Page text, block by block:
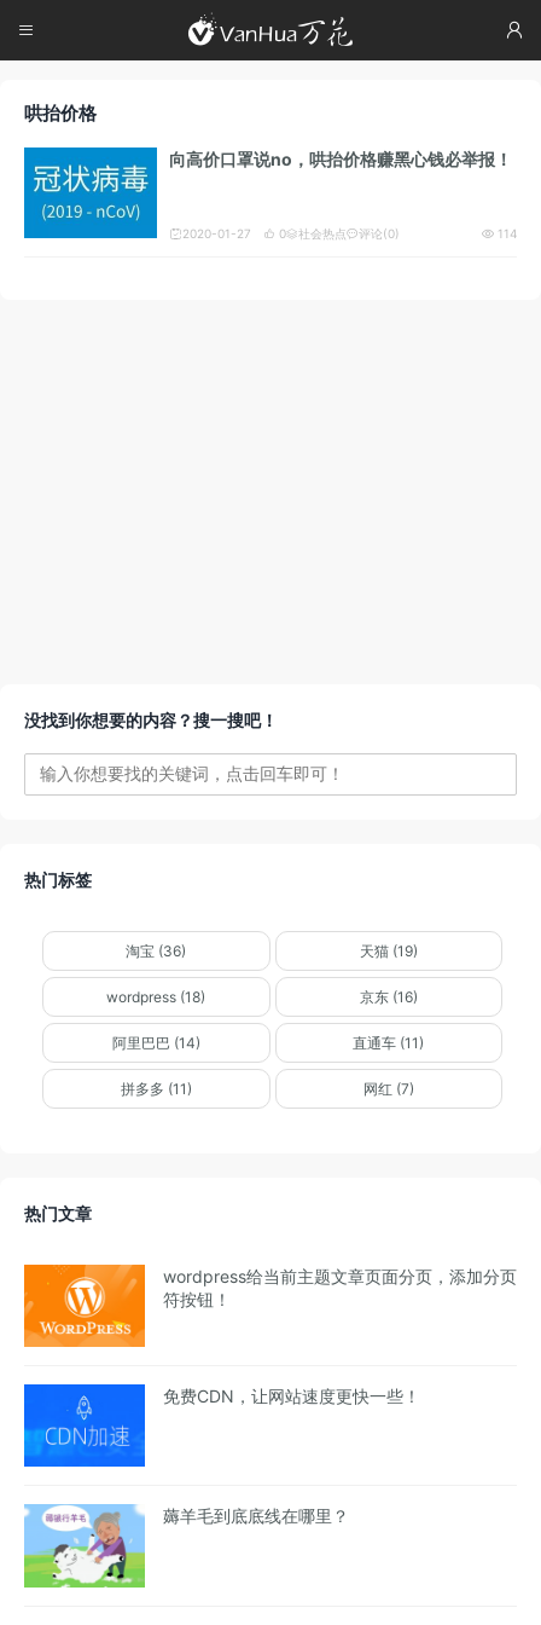

 
哄抬价格
向高价口罩说no，哄抬价格赚黑心钱必举报！
 2020-01-27  0  114
社会热点评论(0)
没找到你想要的内容？搜一搜吧！
热门标签
淘宝 (36) 天猫 (19)
wordpress (18) 京东 (16)
阿里巴巴 (14) 直通车 (11)
拼多多 (11) 网红 (7)
热门文章
wordpress给当前主题文章页面分页，添加分页
符按钮！
免费CDN，让网站速度更快一些！
薅羊毛到底底线在哪里？